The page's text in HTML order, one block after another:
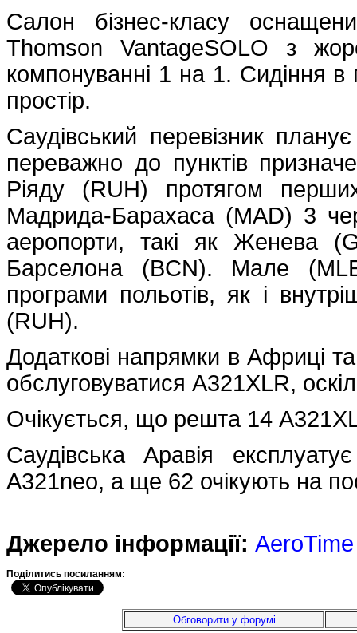
Салон бізнес-класу
Thomson VantageSOLO з
компонуванні 1 на 1. Сидіння
простір.
Саудівський перевізник
переважно до пунктів
Ріяду (RUH) протягом
Мадрида-Барахаса (MAD) 3
аеропорти, такі як Женева
Барселона (BCN). Мале
програми польотів, як і
(RUH).
Додаткові напрямки в Африці
обслуговуватися A321XLR,
Очікується, що решта 14
Саудівська Аравія
A321neo, а ще 62 очікують на
Джерело інформації: AeroTime
Подiлитись посиланням:
Обговорити у форумі